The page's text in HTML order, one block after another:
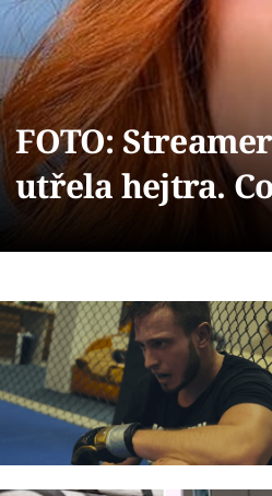
FOTO:
utřela hejtra.